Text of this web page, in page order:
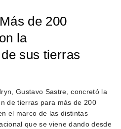
de 200
la
sus tierras
Gustavo Sastre, concretó la
de tierras para más de 200
el marco de las distintas
que se viene dando desde